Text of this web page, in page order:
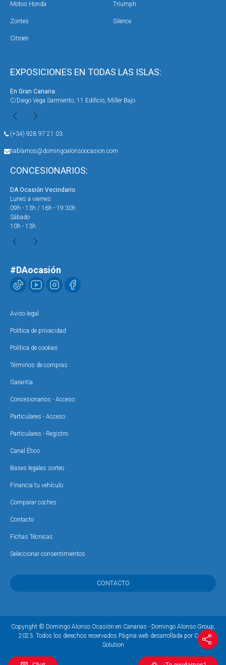
EXPOSICIONES EN TODAS LAS ISLAS:
En Gran Canaria:
C/Diego Vega Sarmiento, 11 Edificio, Miller Bajo
(+34) 928 97 21 03
hablamos@domingoalonsoocasion.com
CONCESIONARIOS:
DA Ocasión Vecindario
Lunes a viernes
09h - 13h / 16h - 19:30h
Sábado
10h - 13h
Motos Honda Triumph
Zontes Silence
Citroën
#DAocasión
Aviso legal
Política de privacidad
Política de cookies
Términos de compras
Garantía
Concesionarios - Acceso
Particulares - Acceso
Particulares - Registro
Canal Ético
Bases legales sorteo
Financia tu vehículo
Comparar coches
Contacto
Fichas Técnicas
Seleccionar consentimientos
CONTACTO
Copyright © Domingo Alonso Ocasión en Canarias - Domingo Alonso Group,
2023. Todos los derechos reservados.Página web desarrollada por Coco
Solution